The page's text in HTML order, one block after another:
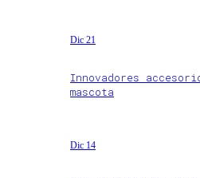
Dic 21
Innovadores
mascota
Dic 14